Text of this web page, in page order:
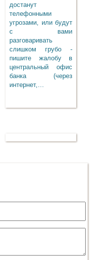
достанут
телефонными
угрозами, или будут
с вами
разговаривать
слишком грубо -
пишите жалобу в
центральный офис
банка (через
интернет,…